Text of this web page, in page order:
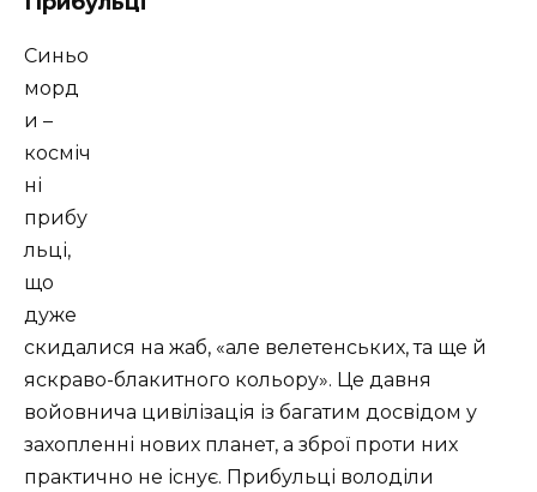
Синьо
морд
и –
косміч
ні
прибу
льці,
що
дуже
скидалися на жаб, «але велетенських, та ще й
яскраво-блакитного кольору». Це давня
войовнича цивілізація із багатим досвідом у
захопленні нових планет, а зброї проти них
практично не існує. Прибульці володіли